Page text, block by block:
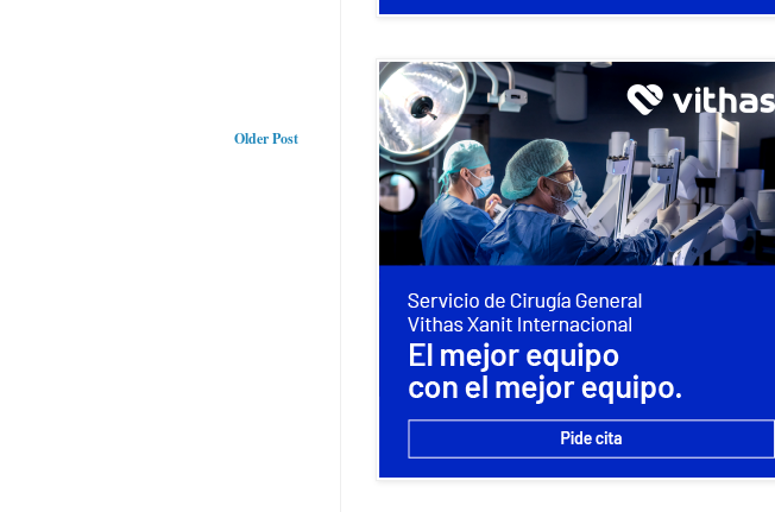
Older Post